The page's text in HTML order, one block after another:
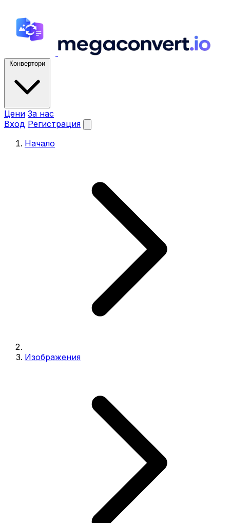
Конвертори
Цени За нас
Вход Регистрация
Начало
Изображения